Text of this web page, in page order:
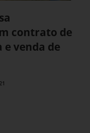
contrato de
venda de